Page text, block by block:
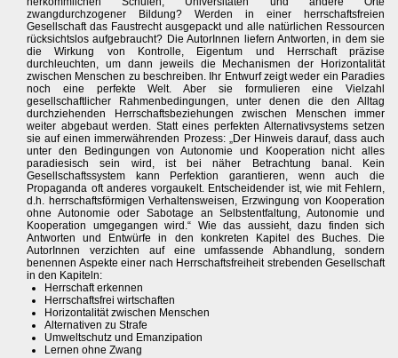
zwangdurchzogener Bildung? Werden in einer herrschaftsfreien
Gesellschaft das Faustrecht ausgepackt und alle natürlichen Ressourcen
rücksichtslos aufgebraucht? Die AutorInnen liefern Antworten, in dem sie
die Wirkung von Kontrolle, Eigentum und Herrschaft präzise
durchleuchten, um dann jeweils die Mechanismen der Horizontalität
zwischen Menschen zu beschreiben. Ihr Entwurf zeigt weder ein Paradies
noch eine perfekte Welt. Aber sie formulieren eine Vielzahl
gesellschaftlicher Rahmenbedingungen, unter denen die den Alltag
durchziehenden Herrschaftsbeziehungen zwischen Menschen immer
weiter abgebaut werden. Statt eines perfekten Alternativsystems setzen
sie auf einen immerwährenden Prozess: „Der Hinweis darauf, dass auch
unter den Bedingungen von Autonomie und Kooperation nicht alles
paradiesisch sein wird, ist bei näher Betrachtung banal. Kein
Gesellschaftssystem kann Perfektion garantieren, wenn auch die
Propaganda oft anderes vorgaukelt. Entscheidender ist, wie mit Fehlern,
d.h. herrschaftsförmigen Verhaltensweisen, Erzwingung von Kooperation
ohne Autonomie oder Sabotage an Selbstentfaltung, Autonomie und
Kooperation umgegangen wird.“ Wie das aussieht, dazu finden sich
Antworten und Entwürfe in den konkreten Kapitel des Buches. Die
AutorInnen verzichten auf eine umfassende Abhandlung, sondern
benennen Aspekte einer nach Herrschaftsfreiheit strebenden Gesellschaft
in den Kapiteln:
Herrschaft erkennen
Herrschaftsfrei wirtschaften
Horizontalität zwischen Menschen
Alternativen zu Strafe
Umweltschutz und Emanzipation
Lernen ohne Zwang